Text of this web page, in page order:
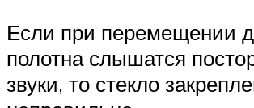
Если при перемещении
полотна слышатся
звуки, то стекло